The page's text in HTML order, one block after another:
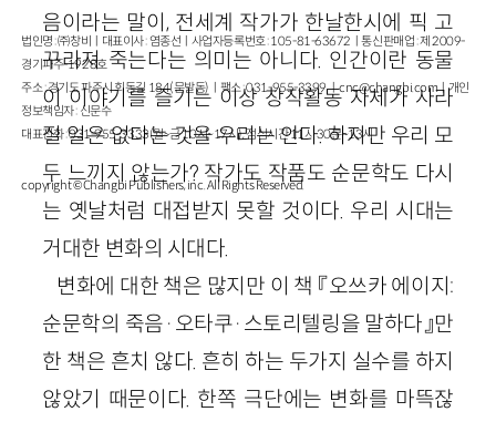
음이라는 말이, 전세계 작가가 한날한시에 픽 고
꾸라져 죽는다는 의미는 아니다. 인간이란 동물
이 이야기를 즐기는 이상 창작활동 자체가 사라
질 일은 없다는 것을 우리는 안다. 하지만 우리 모
두 느끼지 않는가? 작가도 작품도 순문학도 다시
는 옛날처럼 대접받지 못할 것이다. 우리 시대는
거대한 변화의 시대다.
변화에 대한 책은 많지만 이 책 『오쓰카 에이지:
순문학의 죽음 · 오타쿠· 스토리텔링을 말하다』만
한 책은 흔치 않다. 흔히 하는 두가지 실수를 하지
않았기 때문이다. 한쪽 극단에는 변화를 마뜩잖
법인명 : ㈜창비ㅣ대표이사 : 염종선ㅣ사업자등록번호 : 105-81-63672ㅣ통신판매업 : 제 2009-
경기파주-1928호
주소 : 경기도 파주시 회동길 184(문발동)ㅣ팩스 : 031-955-3399 ㅣcnc@changbi.comㅣ개인
정보책임자 : 신문수
대표전화 : 031-955-3333(월~금 10시~17시), 점심시간 11시 30분~13시
copyright © Changbi Publishers, inc. All Rights Reserved.